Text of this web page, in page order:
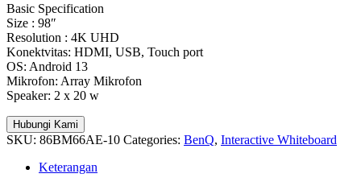
Basic Specification
Size : 98″
Resolution : 4K UHD
Konektvitas: HDMI, USB, Touch port
OS: Android 13
Mikrofon: Array Mikrofon
Speaker: 2 x 20 w
Hubungi Kami
SKU: 86BM66AE-10 Categories: BenQ, Interactive Whiteboard
Keterangan